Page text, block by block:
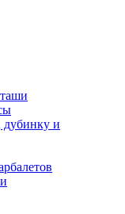
дубинку и